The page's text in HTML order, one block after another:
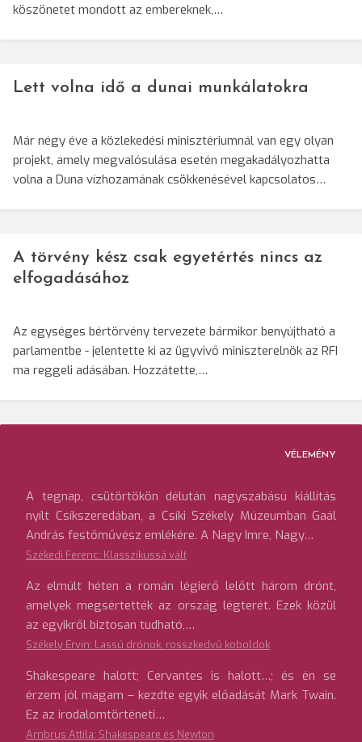
köszönetet mondott az embereknek,…
Lett volna idő a dunai munkálatokra
Már négy éve a közlekedési minisztériumnál van egy olyan
projekt, amely megvalósulása esetén megakadályozhatta
volna a Duna vízhozamának csökkenésével kapcsolatos…
A törvény kész csak egyetértés nincs az
elfogadásához
Az egységes bértörvény tervezete bármikor benyújtható a
parlamentbe - jelentette ki az ügyvivő miniszterelnök az RFI
ma reggeli adásában. Hozzátette,…
VÉLEMÉNY
A tegnap, csütörtökön délután nagyszabású kiállítás
nyílt Csíkszeredában, a Csíki Székely Múzeumban Gaál
András festőművész emlékére. A Nagy Imre, Nagy…
Székedi Ferenc: Klasszikussá vált
Az elmúlt héten a román légierő lelőtt három drónt,
amelyek megsértették az ország légterét. Ezek közül
az egyikről biztosan tudható,…
Székely Ervin: Lassú drónok, rosszkedvű koboldok
Shakespeare halott; Cervantes is halott…; és én se
érzem jól magam – kezdte egyik előadását Mark Twain.
Ez az irodalomtörténeti…
Ambrus Attila: Shakespeare és Newton